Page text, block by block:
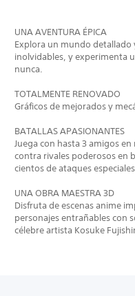
UNA AVENTURA ÉPICA
Explora un mundo detallado
inolvidables, y experimenta
nunca.
TOTALMENTE RENOVADO
Gráficos de mejorados y
BATALLAS APASIONANTES
Juega con hasta 3 amigos
contra rivales poderosos en
cientos de ataques
UNA OBRA MAESTRA 3D
Disfruta de escenas anime
personajes entrañables con
célebre artista Kosuke